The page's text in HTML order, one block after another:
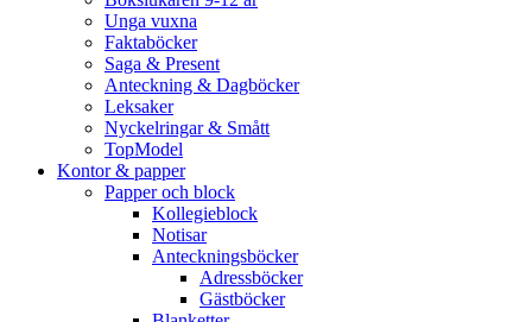
Unga vuxna
Faktaböcker
Saga & Present
Anteckning & Dagböcker
Leksaker
Nyckelringar & Smått
TopModel
Kontor & papper
Papper och block
Kollegieblock
Notisar
Anteckningsböcker
Adressböcker
Gästböcker